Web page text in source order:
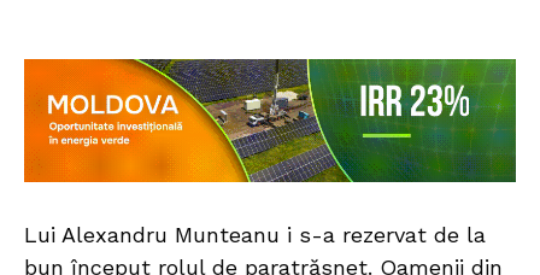
Lui Alexandru Munteanu i s-a rezervat de la
bun început rolul de paratrăsnet. Oamenii din